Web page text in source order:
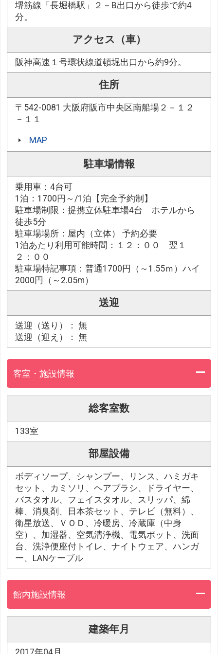
堺筋線「長堀橋駅」２－B出口から徒歩で約4
分。
アクセス（車）
阪神高速１号環状線道頓堀出口から約9分。
住所
〒542-0081 大阪府阪市中央区南船場２－１２
－１１
MAP
駐車場情報
乗用車：4台可
1泊：1700円～/1泊【完全予約制】
駐車場制限：提携立体駐車場4台 ホテルから
徒歩5分
駐車場場所：屋内（立体） 予約必要
1泊あたり利用可能時間：１２：００ 翌１
２：００
駐車場特記事項：普通1700円（～1.55ｍ）ハイ
2000円（～2.05m）
送迎
送迎（送り）： 無
送迎（迎え）： 無
客室・施設情報
総客室数
133室
部屋設備
ボディソープ、シャンプー、リンス、ハミガキ
セット、カミソリ、ヘアブラシ、ドライヤー、
バスタオル、フェイスタオル、スリッパ、綿
棒、消臭剤、日本茶セット、テレビ（無料）、
衛星放送、ＶＯＤ、冷暖房、冷蔵庫（中身
空）、加湿器、空気清浄機、電気ポット、洗面
台、洗浄便座付トイレ、ナイトウェア、ハンガ
ー、LANケーブル
館内施設情報
建築年月